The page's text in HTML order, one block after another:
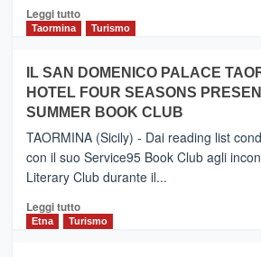
e
Zanzibar
da
Neos
Leggi tuttoLeggi
PIEDIMONTE
ETNEO
–
Meta
turistica
privilegiata
secondo
dati
di
Taormina Turismo
IL SAN DOMENICO PALACE
HOTEL FOUR SEASONS
SUMMER BOOK CLUB
TAORMINA (Sicily) - Dai reading list
con il suo Service95 Book Club agli
Literary Club durante il...
Leggi tuttoLeggi
di
Etna Turismo